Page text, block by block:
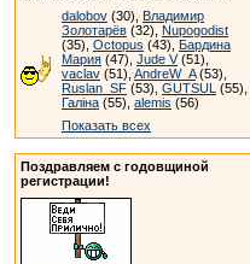
dalobov (30), Владимир
Золотарёв (32), Nupogodist
(35), Octopus (43), Бардина
Мария (47), Jude V(51),
vaclav (51), AndreW_A(53),
Ruslan_SF (53), GUTSUL (55),
Галіна (55), alemis (56)
Показать всех
Поздравляем с годовщиной
регистрации!